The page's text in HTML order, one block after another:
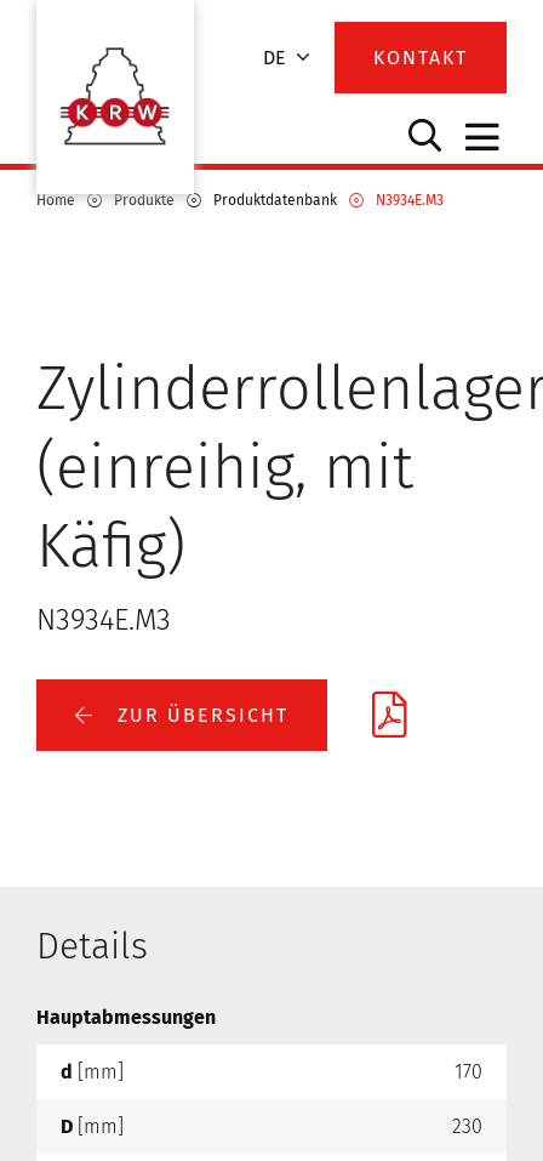
DE KONTAKT
Home Produkte Produktdatenbank N3934E.M3
(einreihig, mit
Käfig)
N3934E.M3
ZUR ÜBERSICHT
Details
Hauptabmessungen
d [mm] 170
D [mm] 230